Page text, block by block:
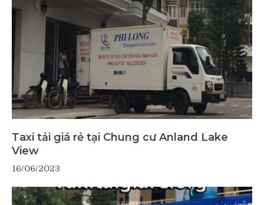
Taxi tải giá rẻ tại Chung cư Anland Lake
View
16/06/2023